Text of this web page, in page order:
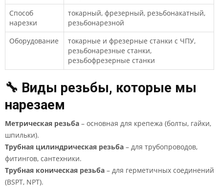
Способ
нарезки
токарный, фрезерный, резьбонакатный,
резьбонарезной
Оборудование
токарные и фрезерные станки с ЧПУ,
резьбонарезные станки,
резьбофрезерные станки
🔧 Виды резьбы, которые мы
нарезаем
Метрическая резьба – основная для крепежа (болты, гайки,
шпильки).
Трубная цилиндрическая резьба – для трубопроводов,
фитингов, сантехники.
Трубная коническая резьба – для герметичных соединений
(BSPT, NPT).